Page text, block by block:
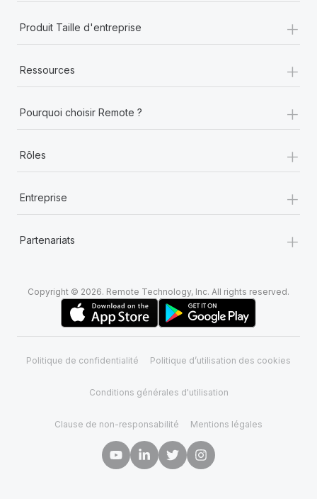
Produit Taille d'entreprise +
Ressources +
Pourquoi choisir Remote ? +
Rôles +
Entreprise +
Partenariats +
Copyright © 2026. Remote Technology, Inc. All rights reserved.
Politique de confidentialité Politique d’utilisation des cookies
Conditions générales d'utilisation
Clause de non-responsabilité Mentions légales